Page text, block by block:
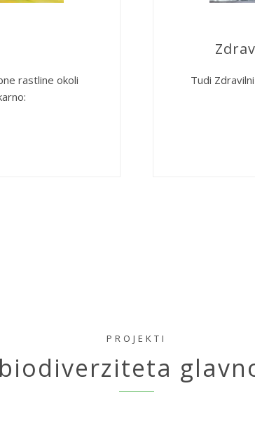
rastline okoli
Tudi
PROJEKTI